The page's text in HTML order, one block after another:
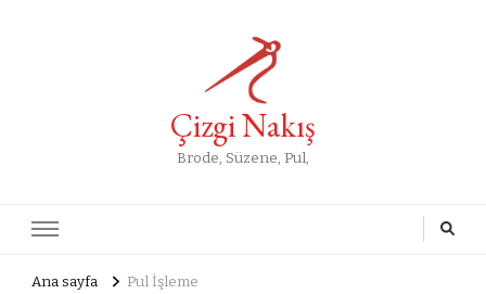
Çizgi Nakış
Brode, Süzene, Pul,
Ana sayfa Pul İşleme